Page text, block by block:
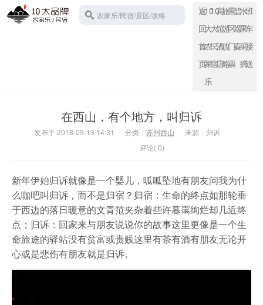
农家乐
农家乐/民宿/景区/攻略
返
回
首
页
10
大
农
家
乐
10
大
民
宿
宾
馆
酒
店
旅
游
攻
略
景
区
门
票
碧
螺
春
水
果
采
摘
班
车
接
送
在西山，有个地方，叫归诉
发布于 2018-09-13 14:31 分类： 苏州西山
来源：归诉
评论( 0)
新年伊始归诉就像是一个婴儿，呱呱坠地有朋友问我为什
么咖吧叫归诉，而不是归宿？归宿：生命的终点如那轮垂
于西边的落日暖意的文青范夹杂着些许暮霭绚烂却几近终
点；归诉：回家来与朋友说说你的故事这里更像是一个生
命旅途的驿站没有贫富或贵贱这里有茶有酒有朋友无论开
心或是悲伤有朋友就是归诉。